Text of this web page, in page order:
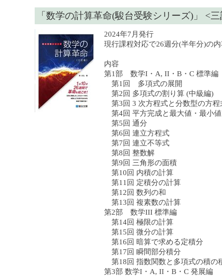
「数学の計算革命(駿台受験シリーズ)」 <
2024年7月発行
現行課程対応で26週分(半年分)の
内容
第1部 数学I・A, II・B・C 標準編
第1回 多項式の展開
第2回 多項式の割り算 (中級編)
第3回 3 次方程式と分数型の方程
第4回 平方完成と最大値・最小
第5回 通分
第6回 連立方程式
第7回 連立不等式
第8回 整数解
第9回 三角形の面積
第10回 内積の計算
第11回 定積分の計算
第12回 数列の和
第13回 複素数の計算
第2部 数学III 標準編
第14回 極限の計算
第15回 微分の計算
第16回 暗算で求める定積分
第17回 瞬間部分積分
第18回 指数関数と多項式の積の
第3部 数学I・A, II・B・C 発展編